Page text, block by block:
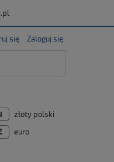
się Zaloguj się
złoty polski
euro